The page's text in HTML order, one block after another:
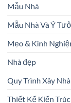
Mẫu Nhà
Mẫu Nhà Và Ý
Mẹo & Kinh
Nhà đẹp
Quy Trình Xây Nhà
Thiết Kế Kiến Trúc